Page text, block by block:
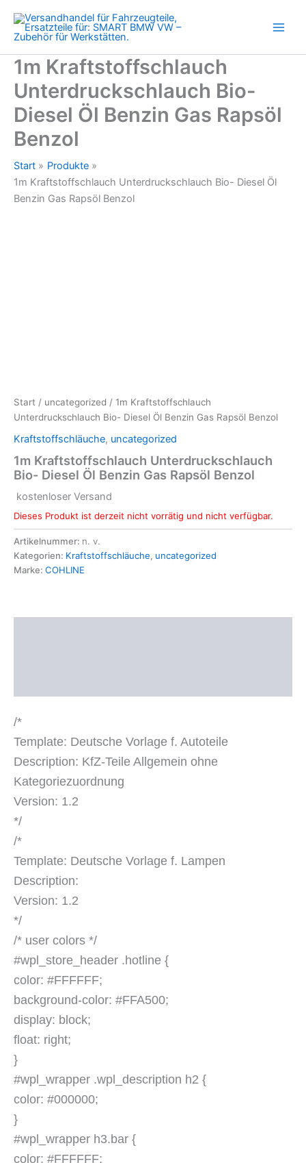
Inhalt
springen
1m Kraftstoffschlauch
Unterdruckschlauch Bio-
Diesel Öl Benzin Gas Rapsöl
Benzol
Start
Produkte
1m Kraftstoffschlauch Unterdruckschlauch Bio- Diesel Öl
Benzin Gas Rapsöl Benzol
Start / uncategorized / 1m Kraftstoffschlauch
Unterdruckschlauch Bio- Diesel Öl Benzin Gas Rapsöl Benzol
Kraftstoffschläuche, uncategorized
1m Kraftstoffschlauch Unterdruckschlauch
Bio- Diesel Öl Benzin Gas Rapsöl Benzol
kostenloser Versand
Dieses Produkt ist derzeit nicht vorrätig und nicht verfügbar.
Artikelnummer: n. v.
Kategorien: Kraftstoffschläuche, uncategorized
Marke: COHLINE
/*
Template: Deutsche Vorlage f. Autoteile
Description: KfZ-Teile Allgemein ohne
Kategoriezuordnung
Version: 1.2
*/
/*
Template: Deutsche Vorlage f. Lampen
Description:
Version: 1.2
*/
/* user colors */
#wpl_store_header .hotline {
color: #FFFFFF;
background-color: #FFA500;
display: block;
float: right;
}
#wpl_wrapper .wpl_description h2 {
color: #000000;
}
#wpl_wrapper h3.bar {
color: #FFFFFF;